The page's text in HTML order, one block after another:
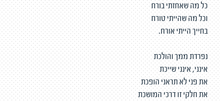
כל מה שאחזתי בורח
וכל מה שהייתי טורח
בחייך הייתי אורח.
נפרדת ממך והולכת
אינני, אינני שייכת
את פני לא תראני הופכת
את חלקי זו דרכי המושכת